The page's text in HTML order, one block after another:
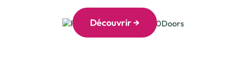
Découvrir →